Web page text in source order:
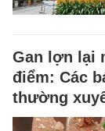
Gan lợn lại
điểm: Các
thường